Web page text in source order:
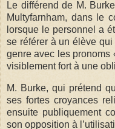
Le différend de M.
Multyfarnham, dans le
lorsque le personnel a
se référer à un élève
genre avec les pronoms
visiblement fort à une
M. Burke, qui prétend
ses fortes croyances
ensuite publiquement
son opposition à